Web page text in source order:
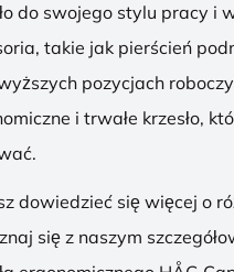
do swojego stylu pracy i
takie jak pierścień
pozycjach
i trwałe krzesło,
dowiedzieć się więcej o
się z naszym